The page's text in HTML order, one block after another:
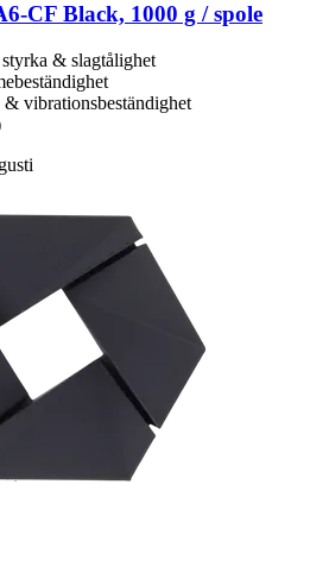
​CF Black, 1000 g / spole
& slagtålighet
vibrationsbeständighet